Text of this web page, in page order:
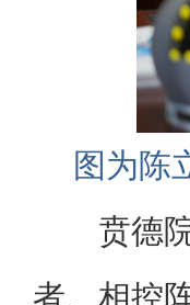
图为陈
贲德
者、相控